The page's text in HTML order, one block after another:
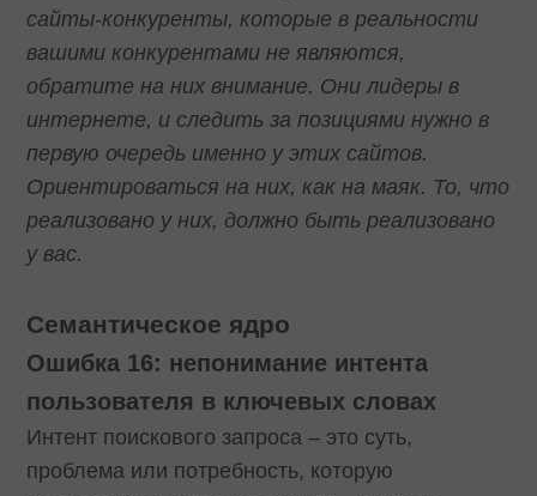
сайты-конкуренты, которые в реальности
вашими конкурентами не являются,
обратите на них внимание. Они лидеры в
интернете, и следить за позициями нужно в
первую очередь именно у этих сайтов.
Ориентироваться на них, как на маяк. То, что
реализовано у них, должно быть реализовано
у вас.
Семантическое ядро
Ошибка 16: непонимание интента
пользователя в ключевых словах
Интент поискового запроса – это суть,
проблема или потребность, которую